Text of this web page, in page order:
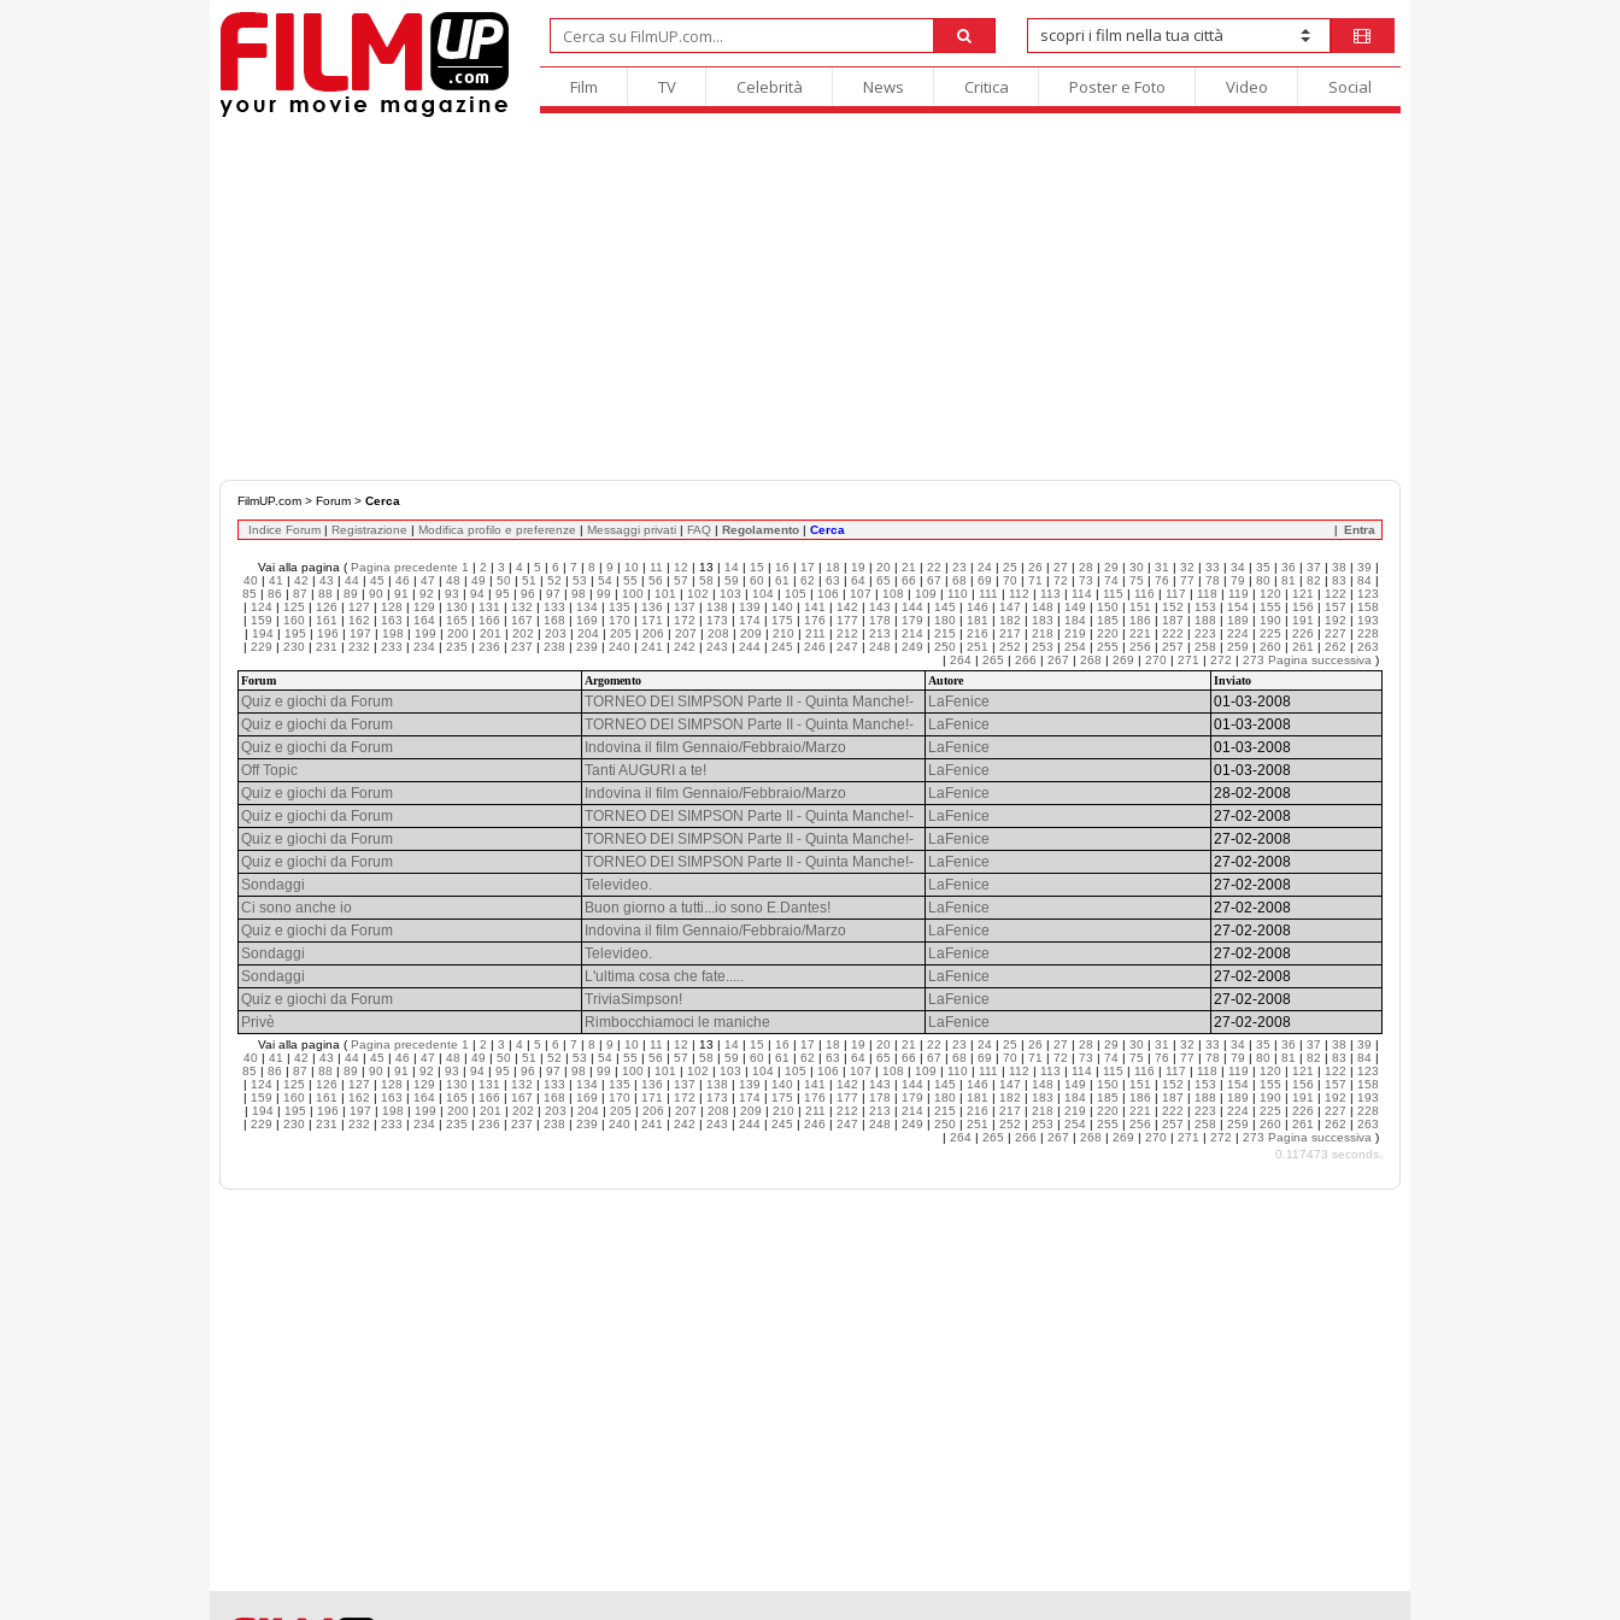
Film TV Celebrità News Critica Poster e Foto Video Social
FilmUP.com > Forum > Cerca
Indice Forum | Registrazione | Modifica profilo e preferenze | Messaggi privati | FAQ | Regolamento | Cerca Entra
Vai alla pagina ( Pagina precedente 1 | 2 | 3 | 4 | 5 | 6 | 7 | 8 | 9 | 10 | 11 | 12 | 13 | 14 | 15 | 16 | 17 | 18 | 19 | 20 | 21 | 22 | 23 | 24 | 25 | 26 | 27 | 28 | 29 | 30 | 31 | 32 | 33 | 34 | 35 | 36 | 37 | 38 | 39 |
40 | 41 | 42 | 43 | 44 | 45 | 46 | 47 | 48 | 49 | 50 | 51 | 52 | 53 | 54 | 55 | 56 | 57 | 58 | 59 | 60 | 61 | 62 | 63 | 64 | 65 | 66 | 67 | 68 | 69 | 70 | 71 | 72 | 73 | 74 | 75 | 76 | 77 | 78 | 79 | 80 | 81 | 82 | 83 | 84 |
85 | 86 | 87 | 88 | 89 | 90 | 91 | 92 | 93 | 94 | 95 | 96 | 97 | 98 | 99 | 100 | 101 | 102 | 103 | 104 | 105 | 106 | 107 | 108 | 109 | 110 | 111 | 112 | 113 | 114 | 115 | 116 | 117 | 118 | 119 | 120 | 121 | 122 | 123
| 124 | 125 | 126 | 127 | 128 | 129 | 130 | 131 | 132 | 133 | 134 | 135 | 136 | 137 | 138 | 139 | 140 | 141 | 142 | 143 | 144 | 145 | 146 | 147 | 148 | 149 | 150 | 151 | 152 | 153 | 154 | 155 | 156 | 157 | 158
| 159 | 160 | 161 | 162 | 163 | 164 | 165 | 166 | 167 | 168 | 169 | 170 | 171 | 172 | 173 | 174 | 175 | 176 | 177 | 178 | 179 | 180 | 181 | 182 | 183 | 184 | 185 | 186 | 187 | 188 | 189 | 190 | 191 | 192 | 193
| 194 | 195 | 196 | 197 | 198 | 199 | 200 | 201 | 202 | 203 | 204 | 205 | 206 | 207 | 208 | 209 | 210 | 211 | 212 | 213 | 214 | 215 | 216 | 217 | 218 | 219 | 220 | 221 | 222 | 223 | 224 | 225 | 226 | 227 | 228
| 229 | 230 | 231 | 232 | 233 | 234 | 235 | 236 | 237 | 238 | 239 | 240 | 241 | 242 | 243 | 244 | 245 | 246 | 247 | 248 | 249 | 250 | 251 | 252 | 253 | 254 | 255 | 256 | 257 | 258 | 259 | 260 | 261 | 262 | 263
| 264 | 265 | 266 | 267 | 268 | 269 | 270 | 271 | 272 | 273 Pagina successiva )
Forum
Argomento Autore Inviato
Quiz e giochi da Forum TORNEO DEI SIMPSON Parte II - Quinta Manche!- LaFenice
01-03-2008
Quiz e giochi da Forum
TORNEO DEI SIMPSON Parte II - Quinta Manche!- LaFenice
01-03-2008
Quiz e giochi da Forum
Indovina il film Gennaio/Febbraio/Marzo LaFenice
01-03-2008
Off Topic
Tanti AUGURI a te! LaFenice
01-03-2008
Quiz e giochi da Forum
Indovina il film Gennaio/Febbraio/Marzo LaFenice
28-02-2008
Quiz e giochi da Forum
TORNEO DEI SIMPSON Parte II - Quinta Manche!- LaFenice
27-02-2008
Quiz e giochi da Forum
TORNEO DEI SIMPSON Parte II - Quinta Manche!- LaFenice
27-02-2008
Quiz e giochi da Forum
TORNEO DEI SIMPSON Parte II - Quinta Manche!- LaFenice
27-02-2008
Sondaggi
Televideo. LaFenice
27-02-2008
Ci sono anche io
Buon giorno a tutti...io sono E.Dantes! LaFenice
27-02-2008
Quiz e giochi da Forum
Indovina il film Gennaio/Febbraio/Marzo LaFenice
27-02-2008
Sondaggi
Televideo. LaFenice
27-02-2008
Sondaggi
L'ultima cosa che fate..... LaFenice
27-02-2008
Quiz e giochi da Forum
TriviaSimpson! LaFenice
27-02-2008
Privè
Rimbocchiamoci le maniche LaFenice 27-02-2008
Vai alla pagina ( Pagina precedente 1 | 2 | 3 | 4 | 5 | 6 | 7 | 8 | 9 | 10 | 11 | 12 | 13 | 14 | 15 | 16 | 17 | 18 | 19 | 20 | 21 | 22 | 23 | 24 | 25 | 26 | 27 | 28 | 29 | 30 | 31 | 32 | 33 | 34 | 35 | 36 | 37 | 38 | 39 |
40 | 41 | 42 | 43 | 44 | 45 | 46 | 47 | 48 | 49 | 50 | 51 | 52 | 53 | 54 | 55 | 56 | 57 | 58 | 59 | 60 | 61 | 62 | 63 | 64 | 65 | 66 | 67 | 68 | 69 | 70 | 71 | 72 | 73 | 74 | 75 | 76 | 77 | 78 | 79 | 80 | 81 | 82 | 83 | 84 |
85 | 86 | 87 | 88 | 89 | 90 | 91 | 92 | 93 | 94 | 95 | 96 | 97 | 98 | 99 | 100 | 101 | 102 | 103 | 104 | 105 | 106 | 107 | 108 | 109 | 110 | 111 | 112 | 113 | 114 | 115 | 116 | 117 | 118 | 119 | 120 | 121 | 122 | 123
| 124 | 125 | 126 | 127 | 128 | 129 | 130 | 131 | 132 | 133 | 134 | 135 | 136 | 137 | 138 | 139 | 140 | 141 | 142 | 143 | 144 | 145 | 146 | 147 | 148 | 149 | 150 | 151 | 152 | 153 | 154 | 155 | 156 | 157 | 158
| 159 | 160 | 161 | 162 | 163 | 164 | 165 | 166 | 167 | 168 | 169 | 170 | 171 | 172 | 173 | 174 | 175 | 176 | 177 | 178 | 179 | 180 | 181 | 182 | 183 | 184 | 185 | 186 | 187 | 188 | 189 | 190 | 191 | 192 | 193
| 194 | 195 | 196 | 197 | 198 | 199 | 200 | 201 | 202 | 203 | 204 | 205 | 206 | 207 | 208 | 209 | 210 | 211 | 212 | 213 | 214 | 215 | 216 | 217 | 218 | 219 | 220 | 221 | 222 | 223 | 224 | 225 | 226 | 227 | 228
| 229 | 230 | 231 | 232 | 233 | 234 | 235 | 236 | 237 | 238 | 239 | 240 | 241 | 242 | 243 | 244 | 245 | 246 | 247 | 248 | 249 | 250 | 251 | 252 | 253 | 254 | 255 | 256 | 257 | 258 | 259 | 260 | 261 | 262 | 263
| 264 | 265 | 266 | 267 | 268 | 269 | 270 | 271 | 272 | 273 Pagina successiva )
0.117473 seconds.